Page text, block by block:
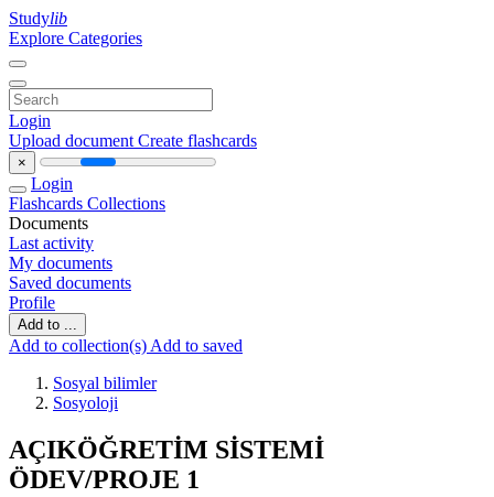
Studylib
Explore Categories
Login
Upload document Create flashcards
×
Login
Flashcards Collections
Documents
Last activity
My documents
Saved documents
Profile
Add to ...
Add to collection(s) Add to saved
Sosyal bilimler
Sosyoloji
AÇIKÖĞRETİM SİSTEMİ
ÖDEV/PROJE 1